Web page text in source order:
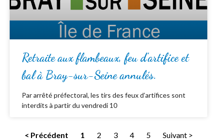
Retraite aux flambeaux, feu d’artifice et
bal à Bray-sur-Seine annulés.
Par arrêté préfectoral, les tirs des feux d’artifices sont
interdits à partir du vendredi 10
< Précédent 1 2 3 4 5 Suivant >